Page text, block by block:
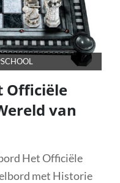
Officiële
van
Het Officiële
met Historie